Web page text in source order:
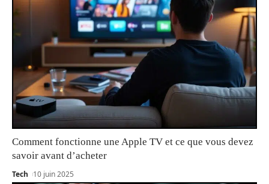
Comment fonctionne une Apple TV et ce que vous devez
savoir avant d’acheter
Tech 10 juin 2025